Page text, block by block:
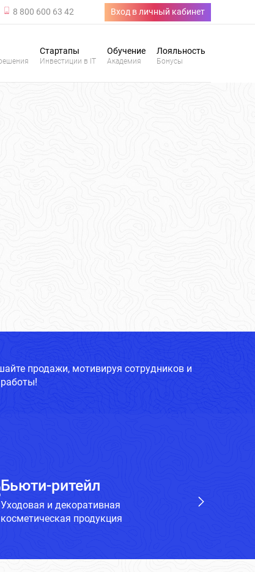
8 800 600 63 42 Вход в личный кабинет
Стартапы
Инвестиции в IT
Обучение
Академия
Лояльность
Бонусы
продажи, мотивируя сотрудников и
Бьюти-ритейл
Уходовая и декоративная
косметическая продукция